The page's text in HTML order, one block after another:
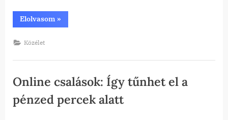
Elolvasom “Digitális
lábnyom”
»
Közélet
Online csalások: Így tűnhet el a
pénzed percek alatt